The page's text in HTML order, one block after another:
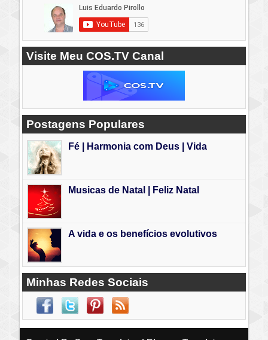
Visite Meu COS.TV Canal
Postagens Populares
Fé | Harmonia com Deus | Vida
Musicas de Natal | Feliz Natal
A vida e os benefícios evolutivos
Minhas Redes Sociais